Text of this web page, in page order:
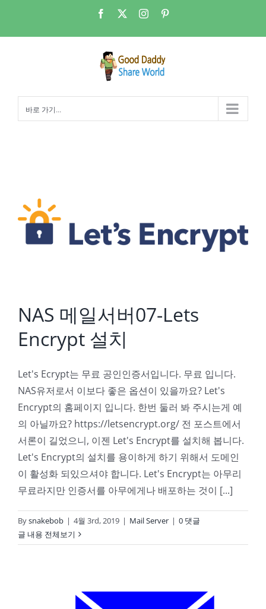
츠
Facebook Instagram
바로 가기...
NAS 메일서버07-Lets
Encrypt 설치
Let's Ecrypt는 무료 공인인증서입니다. 무료 입니다.
NAS유저로서 이보다 좋은 옵션이 있을까요? Let's
Encrypt의 홈페이지 입니다. 한번 둘러 봐 주시는게 예
의 아닐까요? https://letsencrypt.org/ 전 포스트에서
서론이 길었으니, 이젠 Let's Encrypt를 설치해 봅니다.
Let's Encrypt의 설치를 용이하게 하기 위해서 도메인
이 활성화 되있으셔야 합니다. Let's Encrypt는 아무리
무료라지만 인증서를 아무에게나 배포하는 것이 [...]
Bysnakebob | 4월 3rd, 2019 | Mail Server | 0 댓글
글 내용 전체보기